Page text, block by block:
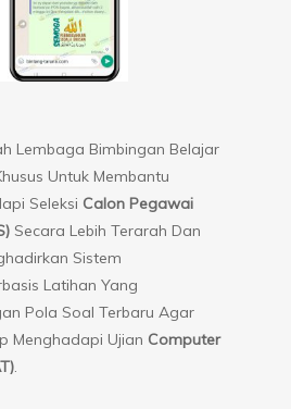
Lembaga Bimbingan Belajar
Untuk Membantu
Seleksi Calon Pegawai
Secara Lebih Terarah Dan
Sistem
Latihan Yang
Pola Soal Terbaru Agar
Menghadapi Ujian Computer
.